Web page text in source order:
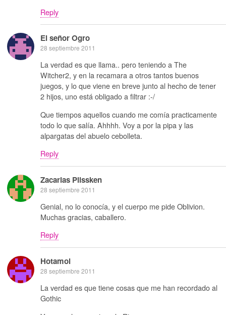
Reply
El señor Ogro
28 septiembre 2011
La verdad es que llama.. pero teniendo a The
Witcher2, y en la recamara a otros tantos buenos
juegos, y lo que viene en breve junto al hecho de tener
2 hijos, uno está obligado a filtrar :-/
Que tiempos aquellos cuando me comía practicamente
todo lo que salía. Ahhhh. Voy a por la pipa y las
alpargatas del abuelo cebolleta.
Reply
Zacarias Plissken
28 septiembre 2011
Genial, no lo conocía, y el cuerpo me pide Oblivion.
Muchas gracias, caballero.
Reply
Hotamol
28 septiembre 2011
La verdad es que tiene cosas que me han recordado al
Gothic